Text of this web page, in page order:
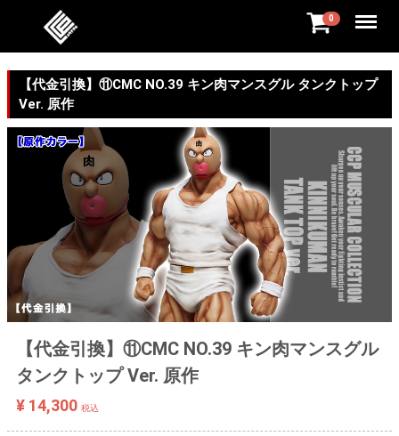
0 Menu
【代金引換】⑪CMC NO.39 キン肉マンスグル タンクトップ
Ver. 原作
【代金引換】⑪CMC NO.39 キン肉マンスグル
タンクトップ Ver. 原作
¥ 14,300 税込